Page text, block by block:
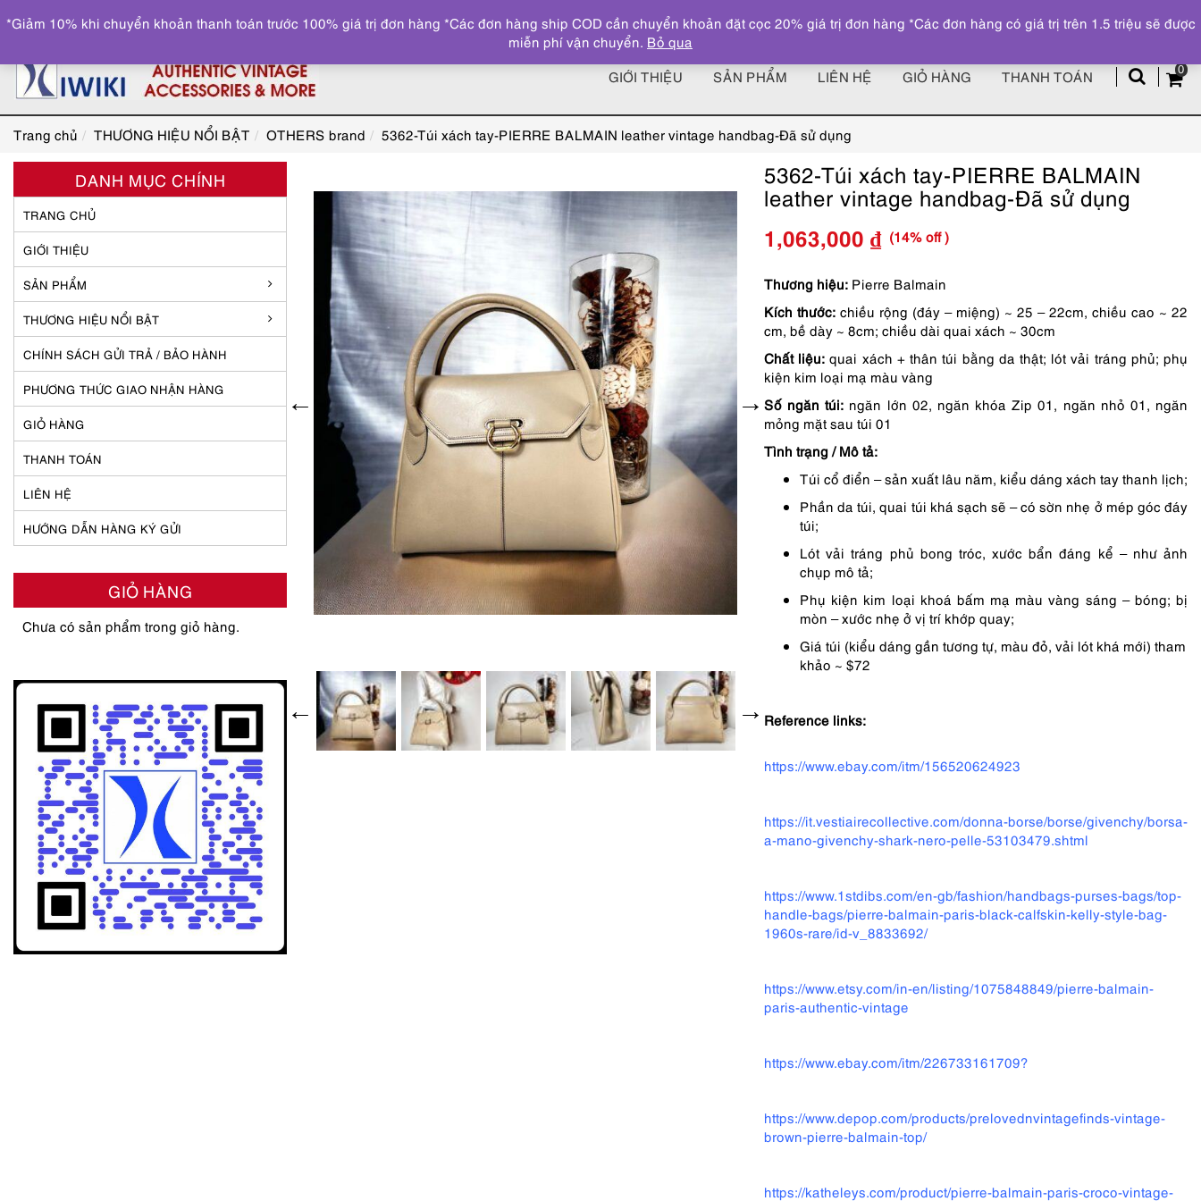
z
0
GIỚI THIỆU SẢN PHẨM LIÊN HỆ GIỎ HÀNG THANH TOÁN
Trang chủ THƯƠNG HIỆU NỔI BẬT OTHERS brand 5362-Túi xách tay-PIERRE BALMAIN leather vintage handbag-Đã sử dụng
5362-Túi xách tay-PIERRE BALMAIN
leather vintage handbag-Đã sử dụng
Giá
gốc
là:
1,250,000 ₫.
1,063,000 ₫
Giá
hiện
tại
1,063,000 ₫.
(14% off )
Thương hiệu: Pierre Balmain
Kích thước: chiều rộng (đáy – miệng) ~ 25 – 22cm, chiều cao ~ 22
cm, bề dày ~ 8cm; chiều dài quai xách ~ 30cm
Chất liệu: quai xách + thân túi bằng da thật; lót vải tráng phủ; phụ
kiện kim loại mạ màu vàng
Số ngăn túi: ngăn lớn 02, ngăn khóa Zip 01, ngăn nhỏ 01, ngăn
mỏng mặt sau túi 01
Tình trạng / Mô tả:
Túi cổ điển – sản xuất lâu năm, kiểu dáng xách tay thanh lịch;
Phần da túi, quai túi khá sạch sẽ – có sờn nhẹ ở mép góc đáy
túi;
Lót vải tráng phủ bong tróc, xước bẩn đáng kể – như ảnh
chụp mô tả;
Phụ kiện kim loại khoá bấm mạ màu vàng sáng – bóng; bị
mòn – xước nhẹ ở vị trí khớp quay;
Giá túi (kiểu dáng gần tương tự, màu đỏ, vải lót khá mới) tham
khảo ~ $72
Reference links:
https://www.ebay.com/itm/156520624923
https://it.vestiairecollective.com/donna-borse/borse/givenchy/borsa-
a-mano-givenchy-shark-nero-pelle-53103479.shtml
https://www.1stdibs.com/en-gb/fashion/handbags-purses-bags/top-
handle-bags/pierre-balmain-paris-black-calfskin-kelly-style-bag-
1960s-rare/id-v_8833692/
https://www.etsy.com/in-en/listing/1075848849/pierre-balmain-
paris-authentic-vintage
https://www.ebay.com/itm/226733161709?
https://www.depop.com/products/prelovednvintagefinds-vintage-
brown-pierre-balmain-top/
https://katheleys.com/product/pierre-balmain-paris-croco-vintage-
DANH MỤC CHÍNH
TRANG CHỦ
GIỚI THIỆU
SẢN PHẨM
THƯƠNG HIỆU NỔI BẬT
CHÍNH SÁCH GỬI TRẢ / BẢO HÀNH
PHƯƠNG THỨC GIAO NHẬN HÀNG
GIỎ HÀNG
THANH TOÁN
LIÊN HỆ
HƯỚNG DẪN HÀNG KÝ GỬI
GIỎ HÀNG
Chưa có sản phẩm trong giỏ hàng.
*Giảm 10% khi chuyển khoản thanh toán trước 100% giá trị đơn hàng *Các đơn hàng ship COD cần chuyển khoản đặt cọc 20% giá trị đơn hàng *Các đơn hàng có giá trị trên 1.5 triệu sẽ được
miễn phí vận chuyển. Bỏ qua